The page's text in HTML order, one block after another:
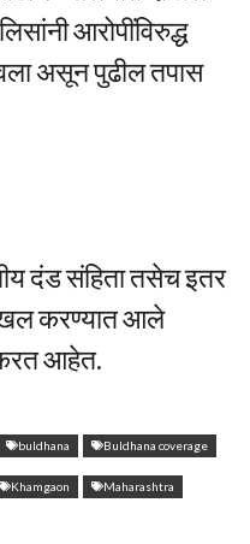
आरोपींविरुद्ध
असून पुढील तपास
दंड संहिता तसेच इतर
करण्यात आले
आहेत.
buldhana Buldhana coverage
Khamgaon Maharashtra